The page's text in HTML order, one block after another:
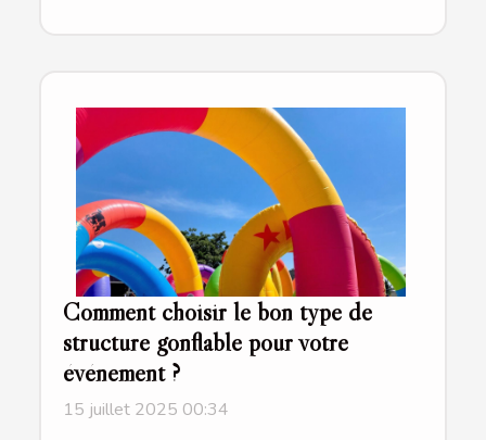
Comment choisir le bon type de
structure gonflable pour votre
événement ?
15 juillet 2025 00:34